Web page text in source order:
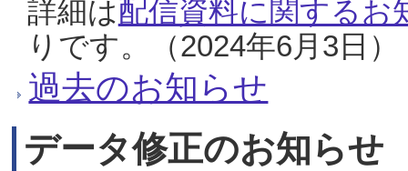
詳細は配信資料に関するお
りです。（2024年6月3日）
過去のお知らせ
データ修正のお知らせ